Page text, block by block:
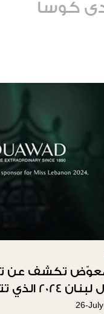
كوسا
معوّض تكشف عن
الذي تتولى ابتكاره
26-